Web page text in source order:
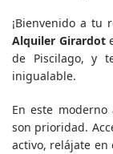
¡Bienvenido a tu
Alquiler Girardot
de Piscilago, y
inigualable.
En este
son prioridad.
activo, relájate